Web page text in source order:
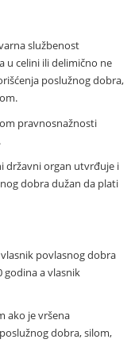
službenost
u celini ili delimično ne
poslužnog dobra,
pravnosnažnosti
državni organ utvrđuje i
dobra dužan da plati
povlasnog dobra
godina a vlasnik
ako je vršena
dobra, silom,